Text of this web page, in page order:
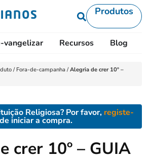
Produtos
vangelizar Recursos Blog
/ Fora-de-campanha /Alegria de crer 10º –
Religiosa? Por favor, registe-
iniciar a compra.
crer 10º – GUIA